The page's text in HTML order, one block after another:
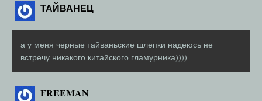
ТАЙВАНЕЦ
а у меня черные тайваньские шлепки надеюсь не
встречу никакого китайского гламурника))))
FREEMAN